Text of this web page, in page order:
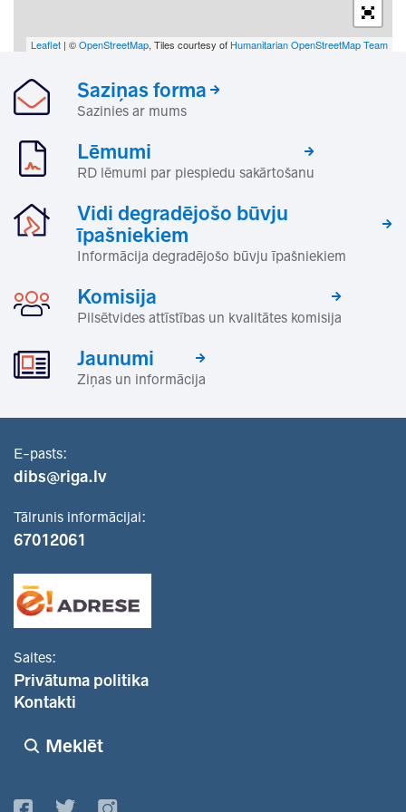
Leaflet | ©OpenStreetMap, Tiles courtesy of Humanitarian OpenStreetMap Team
Saziņas forma
Sazinies ar mums
Lēmumi
RD lēmumi par piespiedu sakārtošanu
Vidi degradējošo būvju
īpašniekiem
Informācija degradējošo būvju īpašniekiem
Komisija
Pilsētvides attīstības un kvalitātes komisija
Jaunumi
Ziņas un informācija
E-pasts:
dibs@riga.lv
Tālrunis informācijai:
67012061
Saites:
Privātuma politika
Kontakti
Meklēt